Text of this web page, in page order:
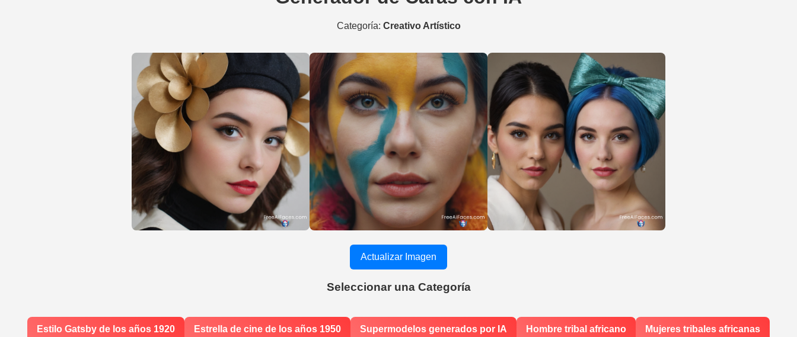
Categoría: Creativo Artístico
Actualizar Imagen
Seleccionar una Categoría
Estilo Gatsby de los años 1920 Estrella de cine de los años 1950 Supermodelos generados por IA Hombre tribal africano Mujeres tribales africanas